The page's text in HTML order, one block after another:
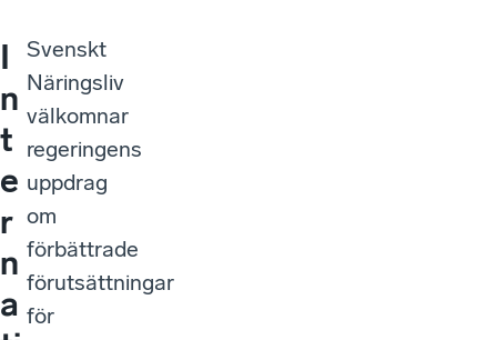
I
n
t
e
r
n
a
Svenskt
Näringsliv
välkomnar
regeringens
uppdrag
om
förbättrade
förutsättningar
för